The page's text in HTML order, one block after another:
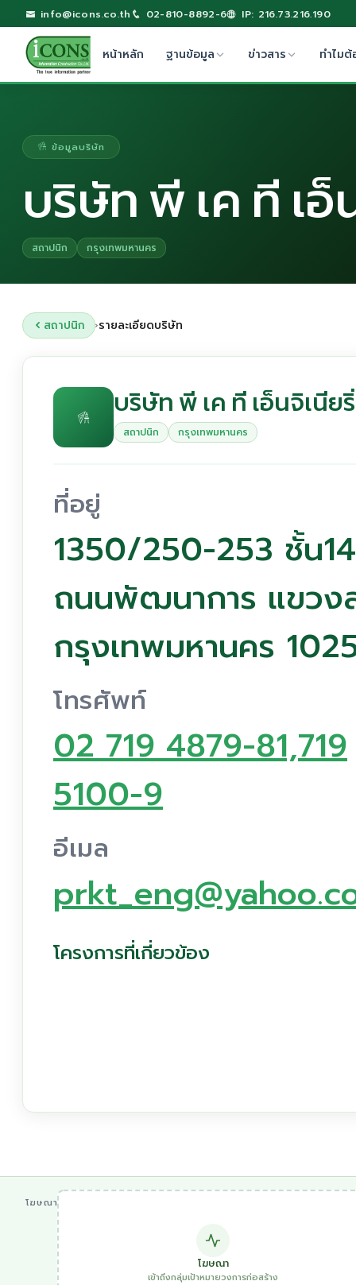
info@icons.co.th 02-810-8892-6 IP: 216.73.216.190
หน้าหลัก ฐานข้อมูล ข่าวสาร ทำไมต้
ข้อมูลบริษัท
บริษัท พี เค ที เ
สถาปนิก กรุงเทพมหานคร
สถาปนิก ›รายละเอียดบริษัท
บริษัท พี เค ที เอ็นจิเนีย
สถาปนิก กรุงเทพมหานคร
ที่อยู่
1350/250-253 ชั้น14
ถนนพัฒนาการ แขวง
กรุงเทพมหานคร
โทรศัพท์
02 719 4879-81,719
5100-9
อีเมล
โครงการที่เกี่ยวข้อง
โฆษณา
โฆษณา
เข้าถึงกลุ่มเป้าหมายวงการก่อสร้าง